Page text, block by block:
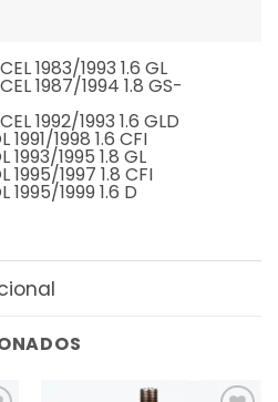
1983/1993 1.6 GL
1987/1994 1.8 GS-
1992/1993 1.6 GLD
1991/1998 1.6 CFI
1993/1995 1.8 GL
1995/1997 1.8 CFI
1995/1999 1.6 D